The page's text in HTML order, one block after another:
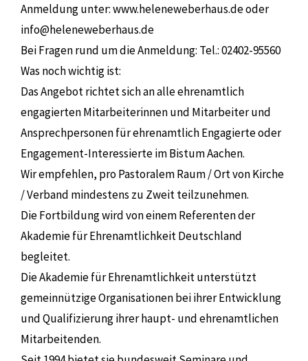
Anmeldung unter: www.heleneweberhaus.de oder
info@heleneweberhaus.de
Bei Fragen rund um die Anmeldung: Tel.: 02402-95560
Was noch wichtig ist:
Das Angebot richtet sich an alle ehrenamtlich
engagierten Mitarbeiterinnen und Mitarbeiter und
Ansprechpersonen für ehrenamtlich Engagierte oder
Engagement-Interessierte im Bistum Aachen.
Wir empfehlen, pro Pastoralem Raum / Ort von Kirche
/ Verband mindestens zu Zweit teilzunehmen.
Die Fortbildung wird von einem Referenten der
Akademie für Ehrenamtlichkeit Deutschland
begleitet.
Die Akademie für Ehrenamtlichkeit unterstützt
gemeinnützige Organisationen bei ihrer Entwicklung
und Qualifizierung ihrer haupt- und ehrenamtlichen
Mitarbeitenden.